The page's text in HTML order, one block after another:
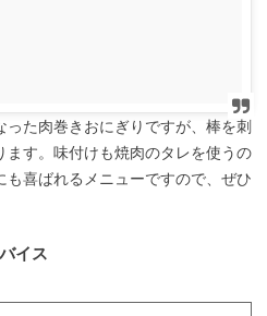
った肉巻きおにぎりですが、棒を刺
ます。味付けも焼肉のタレを使うの
喜ばれるメニューですので、ぜひ
イス